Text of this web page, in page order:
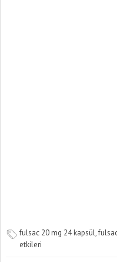
fulsac 20 mg 24 kapsül,
etkileri